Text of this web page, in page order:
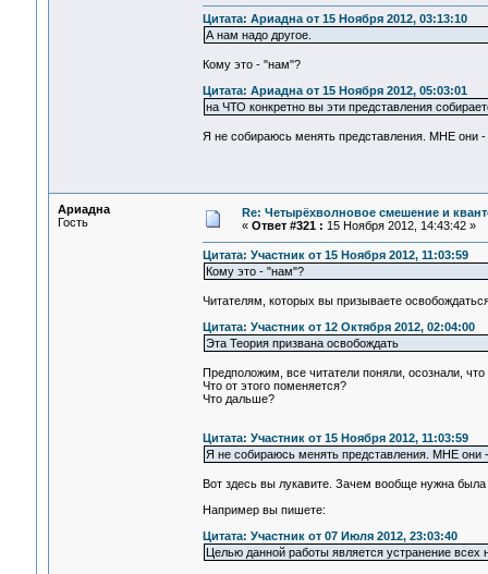
Цитата: Ариадна от 15 Ноября 2012, 03:13:10
А нам надо другое.
Кому это - "нам"?
Цитата: Ариадна от 15 Ноября 2012, 05:03:01
на ЧТО конкретно вы эти представления
Я не собираюсь менять представления. МНЕ они -
Ариадна
Гость
Re: Четырёхволновое смешение и
« Ответ #321 : 15 Ноября 2012, 14:43:42 »
Цитата: Участник от 15 Ноября 2012, 11:03:59
Кому это - "нам"?
Читателям, которых вы призываете
Цитата: Участник от 12 Октября 2012, 02:04:00
Эта Теория призвана освобождать
Предположим, все читатели поняли, осознали,
Что от этого поменяется?
Что дальше?
Цитата: Участник от 15 Ноября 2012, 11:03:59
Я не собираюсь менять представления. МНЕ они
Вот здесь вы лукавите. Зачем вообще нужна
Например вы пишете:
Цитата: Участник от 07 Июля 2012, 23:03:40
Целью данной работы является устранение всех